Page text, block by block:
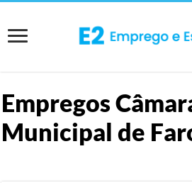
Empregos
Municipal de